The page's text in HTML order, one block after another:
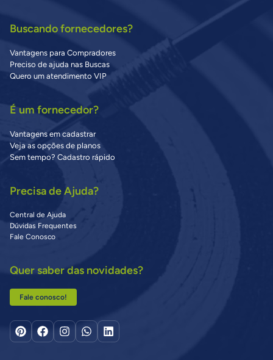
Buscando fornecedores?
Vantagens para Compradores
Preciso de ajuda nas Buscas
Quero um atendimento VIP
É um fornecedor?
Vantagens em cadastrar
Veja as opções de planos
Sem tempo? Cadastro rápido
Precisa de Ajuda?
Central de Ajuda
Dúvidas Frequentes
Fale Conosco
Quer saber das novidades?
Fale conosco!